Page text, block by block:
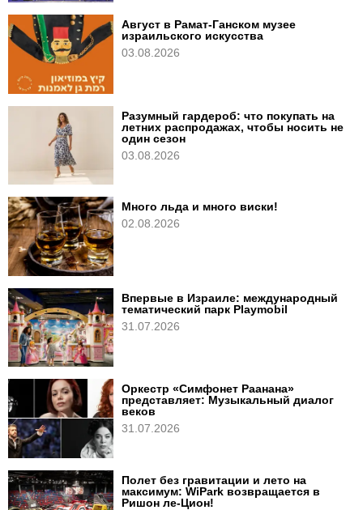
Август в Рамат-Ганском музее
израильского искусства
03.08.2026
Разумный гардероб: что покупать на
летних распродажах, чтобы носить не
один сезон
03.08.2026
Много льда и много виски!
02.08.2026
Впервые в Израиле: международный
тематический парк Playmobil
31.07.2026
Оркестр «Симфонет Раанана»
представляет: Музыкальный диалог
веков
31.07.2026
Полет без гравитации и лето на
максимум: WiPark возвращается в
Ришон ле-Цион!